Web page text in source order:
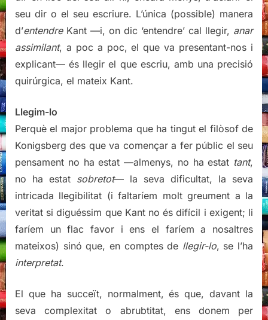
seu dir o el seu escriure. L’única (possible) manera
d’entendreKant —i, on dic ‘entendre’ cal llegir, anar
assimilant, a poc a poc, el que va presentant-nos i
explicant— és llegir el que escriu, amb una precisió
quirúrgica, el mateix Kant.
Llegim-lo
Perquè el major problema que ha tingut el filòsof de
Konigsberg des que va començar a fer públic el seu
pensament no ha estat —almenys, no ha estat tant,
no ha estat sobretot— la seva dificultat, la seva
intricada llegibilitat (i faltaríem molt greument a la
veritat si diguéssim que Kant no és difícil i exigent; li
faríem un flac favor i ens el faríem a nosaltres
mateixos) sinó que, en comptes de llegir-lo, se l’ha
interpretat.
El que ha succeït, normalment, és que, davant la
seva complexitat o abrubtitat, ens donem per